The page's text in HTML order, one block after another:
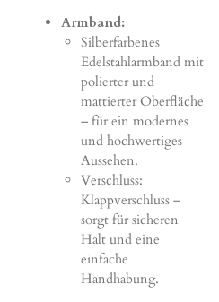
Armband:
Silberfarbenes
Edelstahlarmband mit
polierter und
mattierter Oberfläche
– für ein modernes
und hochwertiges
Aussehen.
Verschluss:
Klappverschluss –
sorgt für sicheren
Halt und eine
einfache
Handhabung.